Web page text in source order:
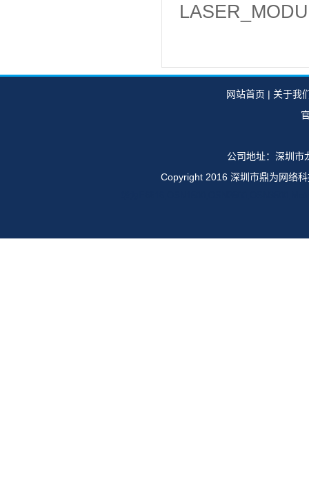
网站首页 | 关于我
公司地址：深圳市
Copyright 2016 深圳市鼎为网络